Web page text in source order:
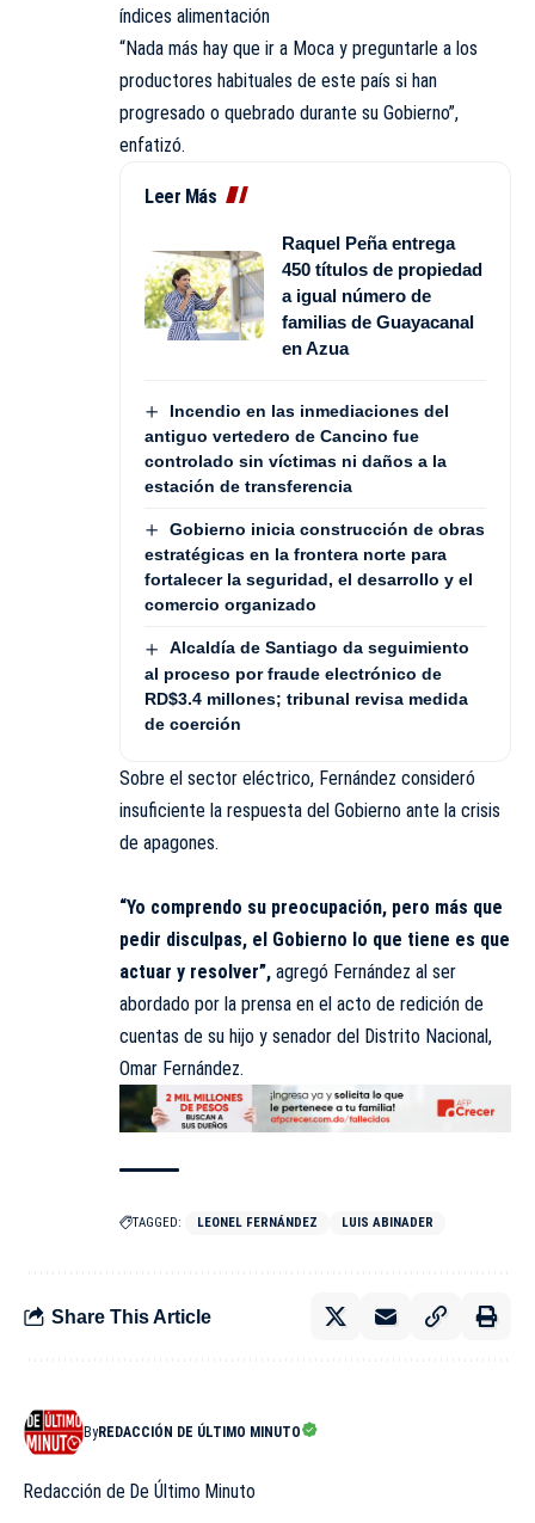
índices alimentación
“Nada más hay que ir a Moca y preguntarle a los
productores habituales de este país si han
progresado o quebrado durante su Gobierno”,
enfatizó.
Leer Más
Raquel Peña entrega
450 títulos de propiedad
a igual número de
familias de Guayacanal
en Azua
Incendio en las inmediaciones del
antiguo vertedero de Cancino fue
controlado sin víctimas ni daños a la
estación de transferencia
Gobierno inicia construcción de obras
estratégicas en la frontera norte para
fortalecer la seguridad, el desarrollo y el
comercio organizado
Alcaldía de Santiago da seguimiento
al proceso por fraude electrónico de
RD$3.4 millones; tribunal revisa medida
de coerción
Sobre el sector eléctrico, Fernández consideró
insuficiente la respuesta del Gobierno ante la crisis
de apagones.
“Yo comprendo su preocupación, pero más que
pedir disculpas, el Gobierno lo que tiene es que
actuar y resolver”, agregó Fernández al ser
abordado por la prensa en el acto de redición de
cuentas de su hijo y senador del Distrito Nacional,
Omar Fernández.
TAGGED: LEONEL FERNÁNDEZ LUIS ABINADER
Share This Article
ByREDACCIÓN DE ÚLTIMO MINUTO
Redacción de De Último Minuto